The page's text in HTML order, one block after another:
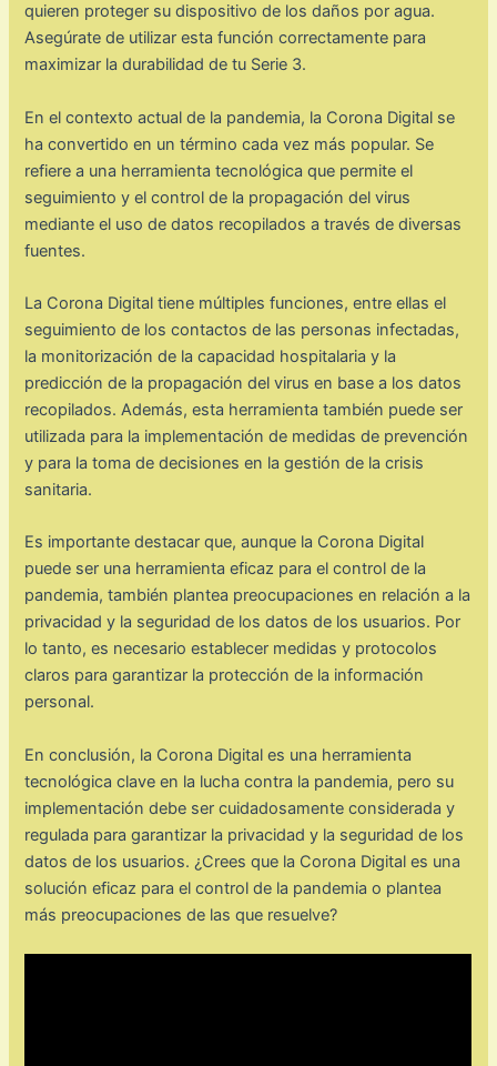
quieren proteger su dispositivo de los daños por agua.
Asegúrate de utilizar esta función correctamente para
maximizar la durabilidad de tu Serie 3.
En el contexto actual de la pandemia, la Corona Digital se
ha convertido en un término cada vez más popular. Se
refiere a una herramienta tecnológica que permite el
seguimiento y el control de la propagación del virus
mediante el uso de datos recopilados a través de diversas
fuentes.
La Corona Digital tiene múltiples funciones, entre ellas el
seguimiento de los contactos de las personas infectadas,
la monitorización de la capacidad hospitalaria y la
predicción de la propagación del virus en base a los datos
recopilados. Además, esta herramienta también puede ser
utilizada para la implementación de medidas de prevención
y para la toma de decisiones en la gestión de la crisis
sanitaria.
Es importante destacar que, aunque la Corona Digital
puede ser una herramienta eficaz para el control de la
pandemia, también plantea preocupaciones en relación a la
privacidad y la seguridad de los datos de los usuarios. Por
lo tanto, es necesario establecer medidas y protocolos
claros para garantizar la protección de la información
personal.
En conclusión, la Corona Digital es una herramienta
tecnológica clave en la lucha contra la pandemia, pero su
implementación debe ser cuidadosamente considerada y
regulada para garantizar la privacidad y la seguridad de los
datos de los usuarios. ¿Crees que la Corona Digital es una
solución eficaz para el control de la pandemia o plantea
más preocupaciones de las que resuelve?